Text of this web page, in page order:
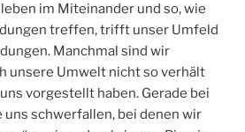
im Miteinander und so, wie
treffen, trifft unser Umfeld
Manchmal sind wir
unsere Umwelt nicht so verhält
vorgestellt haben. Gerade bei
uns schwerfallen, bei denen wir